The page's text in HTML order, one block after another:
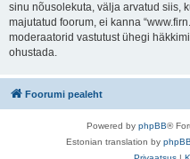
sinu nõusolekuta, välja arvatud siis,
majutatud foorum, ei kanna
moderaatorid vastutust ühegi
ohustada.
Foorumi pealeht
Powered by phpBB®
Estonian translation by